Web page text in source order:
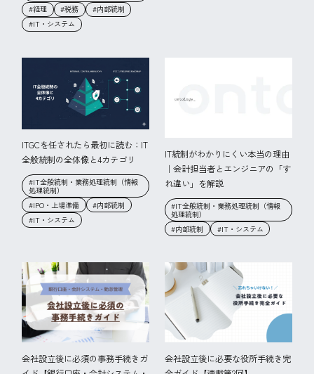
#経理
#税務
#内部統制
#IT・システム
ITGCを任されたら最初に読む：IT
全般統制の全体像と4カテゴリ
#IT全般統制・業務処理統制（情報
処理統制）
#IPO・上場準備
#内部統制
#IT・システム
IT統制がわかりにくい本当の理由
｜会計担当者とエンジニアの「す
れ違い」を解説
#IT全般統制・業務処理統制（情報
処理統制）
#内部統制
#IT・システム
会社設立後に必須の事務手続きガ
会社設立後に必要な役所手続き完